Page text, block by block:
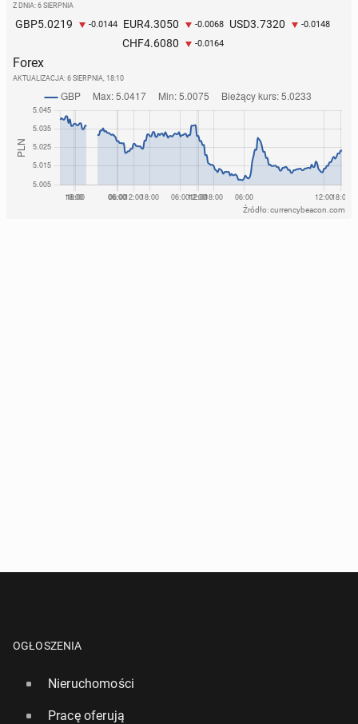
Z DNIA: 6 SIERPNIA
GBP5.0219 -0.0144 EUR4.3050 -0.0068 USD3.7320 -0.0148
CHF4.6080 -0.0164
Forex
AKTUALIZACJA: 6 SIERPNIA, 18:10
Źródło: currencybeacon.com
OGŁOSZENIA
Nieruchomości
Pracę oferują